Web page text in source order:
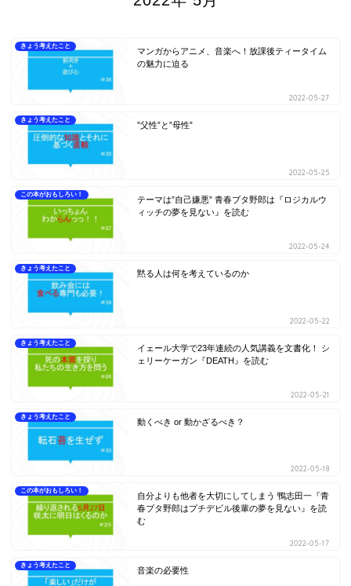
きょう考えたこと
マンガからアニメ、音楽へ！放課後ティータイム
の魅力に迫る
2022-05-27
きょう考えたこと
”父性”と”母性”
2022-05-25
この本がおもしろい！
テーマは”自己嫌悪” 青春ブタ野郎は『ロジカルウ
ィッチの夢を見ない』を読む
2022-05-24
きょう考えたこと
黙る人は何を考えているのか
2022-05-22
きょう考えたこと
イェール大学で23年連続の人気講義を文書化！ シ
ェリーケーガン『DEATH』を読む
2022-05-21
きょう考えたこと
動くべき or 動かざるべき？
2022-05-18
この本がおもしろい！
自分よりも他者を大切にしてしまう 鴨志田一『青
春ブタ野郎はプチデビル後輩の夢を見ない』を読
む
2022-05-17
きょう考えたこと
音楽の必要性